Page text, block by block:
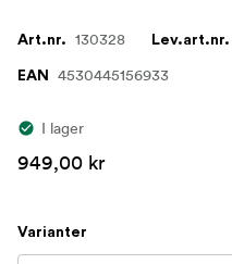
Art.nr. 130328 Lev.art.nr.
EAN 4530445156933
I lager
949,00 kr
Varianter